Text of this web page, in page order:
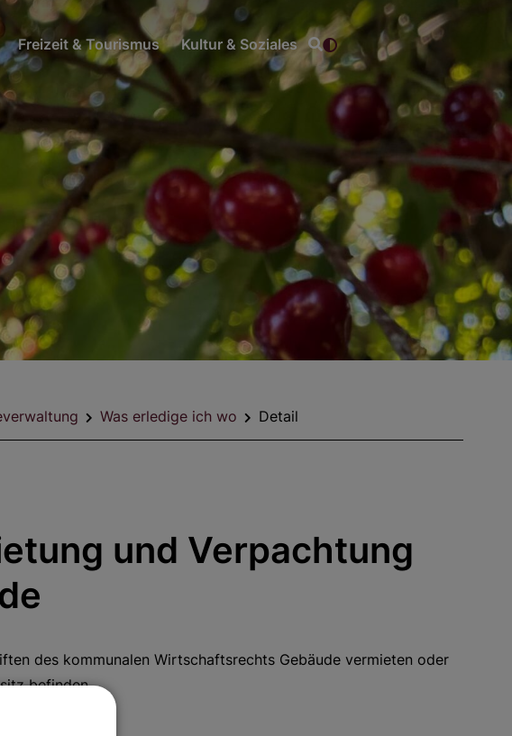
Freizeit & Tourismus Kultur & Soziales
Was erledige ich wo Detail
und Verpachtung
des kommunalen Wirtschaftsrechts Gebäude vermieten oder
befinden.